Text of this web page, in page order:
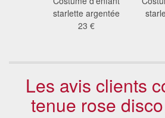
starlette argentée
23 €
Les avis clients
tenue rose